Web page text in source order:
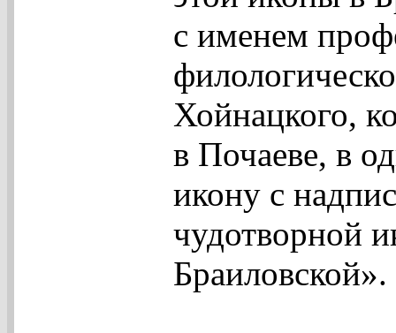
с именем
Хойнацкого,
в Почаеве, в
икону с
чудотворной
Браиловской».